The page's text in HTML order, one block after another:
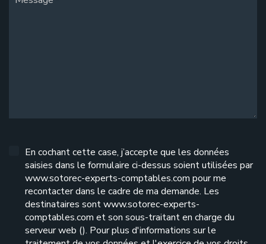
En cochant cette case, j’accepte que les données
saisies dans le formulaire ci-dessus soient utilisées par
www.sotorec-experts-comptables.com pour me
recontacter dans le cadre de ma demande. Les
destinataires sont www.sotorec-experts-
comptables.com et son sous-traitant en charge du
serveur web (). Pour plus d'informations sur le